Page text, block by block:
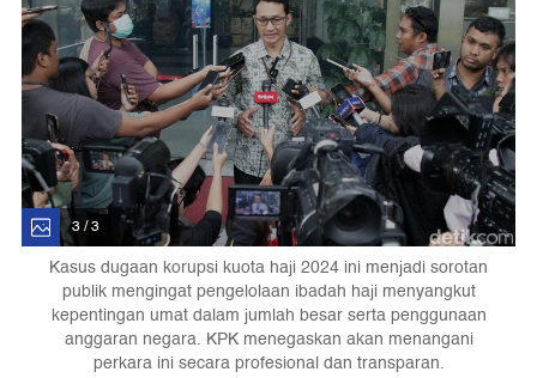
3 / 3
Kasus dugaan korupsi kuota haji 2024 ini menjadi sorotan
publik mengingat pengelolaan ibadah haji menyangkut
kepentingan umat dalam jumlah besar serta penggunaan
anggaran negara. KPK menegaskan akan menangani
perkara ini secara profesional dan transparan.